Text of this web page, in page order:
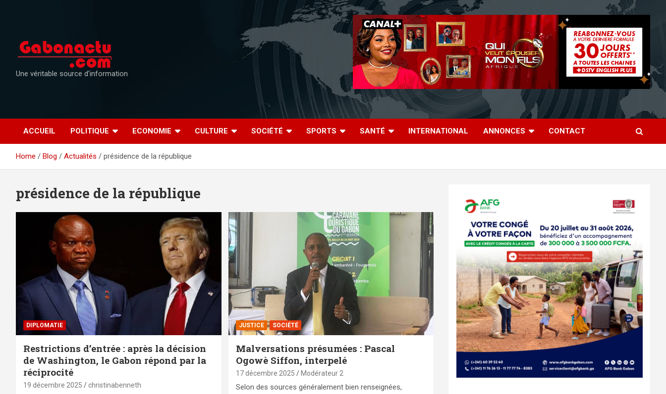
Une véritable source d'information
ACCUEIL POLITIQUE ECONOMIE CULTURE SOCIÉTÉ SPORTS SANTÉ INTERNATIONAL ANNONCES CONTACT
Home Blog Actualités présidence de la république
présidence de la république
DIPLOMATIE
Restrictions d’entrée : après la décision
de Washington, le Gabon répond par la
réciprocité
19 décembre 2025 christinabenneth
JUSTICE SOCIÉTÉ
Malversations présumées : Pascal
Ogowè Siffon, interpelé
17 décembre 2025 Modérateur 2
Selon des sources généralement bien renseignées,